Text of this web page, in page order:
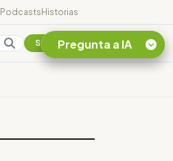
PodcastsHistorias
SuscribirsePregunta a IA